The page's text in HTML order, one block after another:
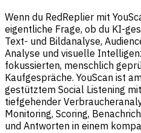
Wenn du RedReplier mit
eigentliche Frage, ob du KI-
Text- und Bildanalyse,
Analyse und visuelle
fokussierten, menschlich
Kaufgespräche. YouScan ist
gestütztem Social Listening
tiefgehender
Monitoring, Scoring,
und Antworten in einem